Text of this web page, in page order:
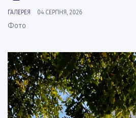
ГАЛЕРЕЯ 04 СЕРПНЯ, 2026
Фото